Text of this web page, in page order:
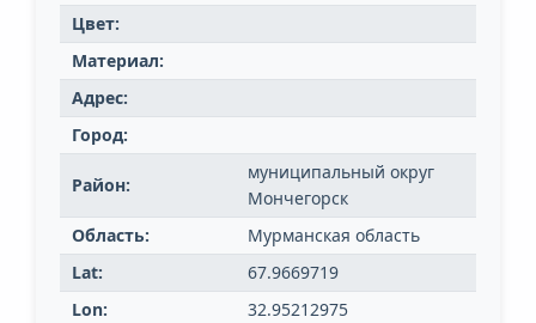
Цвет:
Материал:
Адрес:
Город:
Район:
муниципальный округ
Мончегорск
Область:
Мурманская область
Lat:
67.9669719
Lon:
32.95212975